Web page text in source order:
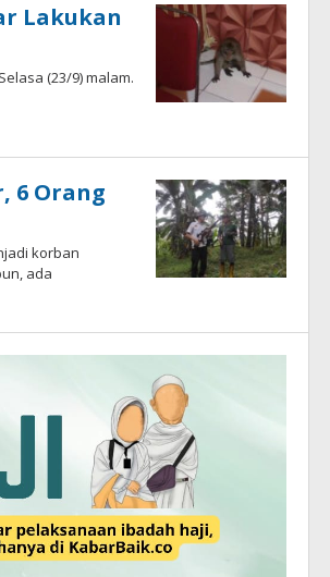
Lakukan
(23/9) malam.
6 Orang
korban
ada